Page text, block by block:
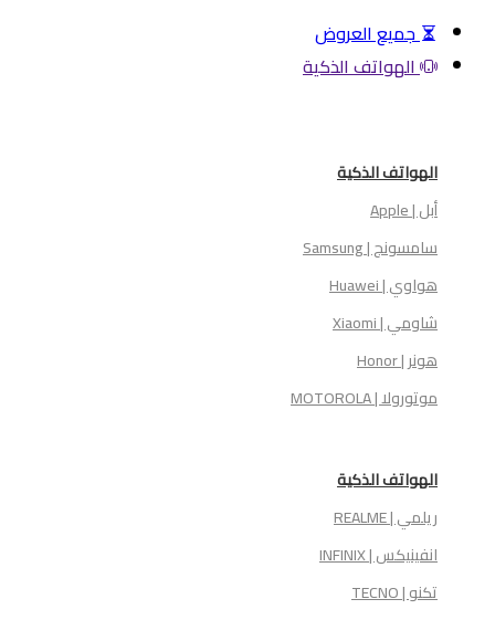
جميع العروض
الهواتف الذكية
الهواتف الذكية
سامسونج | Samsung
هواوي | Huawei
شاومي | Xiaomi
موتورولا | MOTOROLA
الهواتف الذكية
ريلمي | REALME
انفينيكس | INFINIX